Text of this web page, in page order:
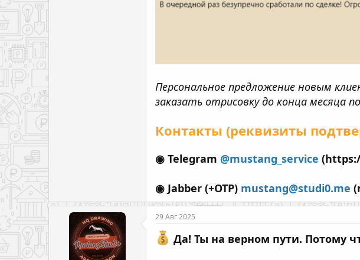
Персональное предложение новым
заказать отрисовку до конца месяца
Контакты (реквизиты
◉ Telegram @mustang_service
◉ Jabber (+OTP) mustang@studi0.me
29 Авг 2025
Да! Ты на верном пути. Потому